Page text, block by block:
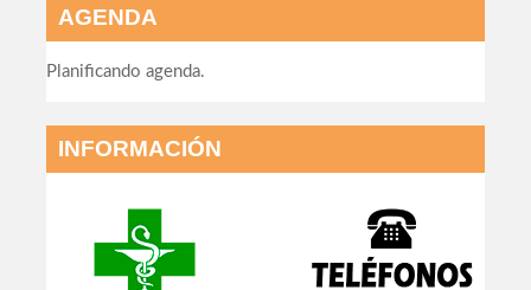
AGENDA
Planificando agenda.
INFORMACIÓN